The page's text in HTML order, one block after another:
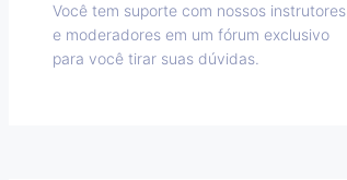
Você tem suporte com nossos instrutores
e moderadores em um fórum exclusivo
para você tirar suas dúvidas.